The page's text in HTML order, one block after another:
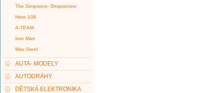
The Simpsons- Simpsonovi
Hero 108
A-TEAM
Iron Man
Max Steel
AUTA- MODELY
AUTODRÁHY
DĚTSKÁ ELEKTRONIKA